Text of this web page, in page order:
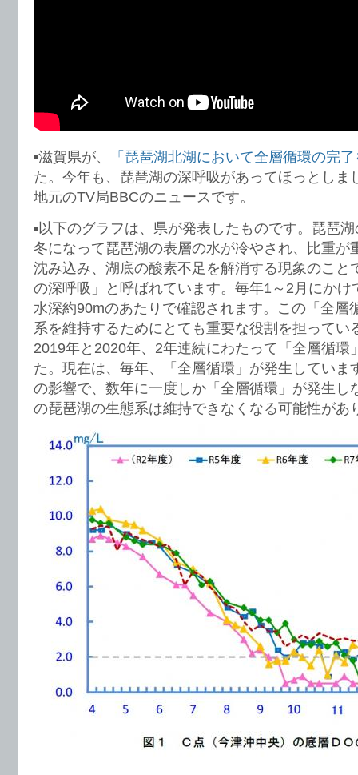
▪️滋賀県が、
「琵琶湖北湖において全層循環の完
た。今年も、琵琶湖の深呼吸があってほっとしま
地元のTV局BBCのニュースです。
▪️以下のグラフは、県が発表したものです。琵琶
冬になって琵琶湖の表層の水が冷やされ、比重が
沈み込み、湖底の酸素不足を解消する現象のこと
の深呼吸」と呼ばれています。毎年1～2月にかけ
水深約90mのあたりで確認されます。この「全層
系を維持するためにとても重要な役割を担ってい
2019年と2020年、2年連続にわたって「全層循環
た。現在は、毎年、「全層循環」が発生していま
の影響で、数年に一度しか「全層循環」が発生し
の琵琶湖の生態系は維持できなくなる可能性があ